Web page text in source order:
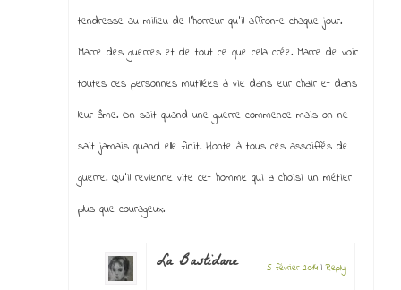
tendresse au milieu de l’horreur qu’il affronte chaque jour.
Marre des guerres et de tout ce que cela crée. Marre de voir
toutes ces personnes mutilées à vie dans leur chair et dans
leur âme. On sait quand une guerre commence mais on ne
sait jamais quand elle finit. Honte à tous ces assoiffés de
guerre. Qu’il revienne vite cet homme qui a choisi un métier
plus que courageux.
La Bastidane 5 février 2014 |Reply